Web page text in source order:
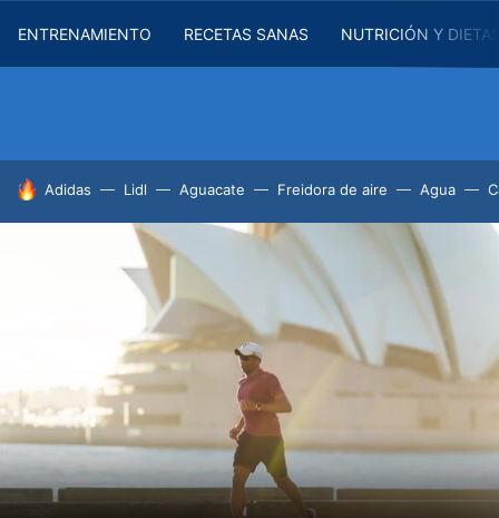
ENTRENAMIENTO RECETAS SANAS NUTRICIÓN Y
HOY SE HABLA DE
Adidas Lidl Aguacate Freidora de aire Agua